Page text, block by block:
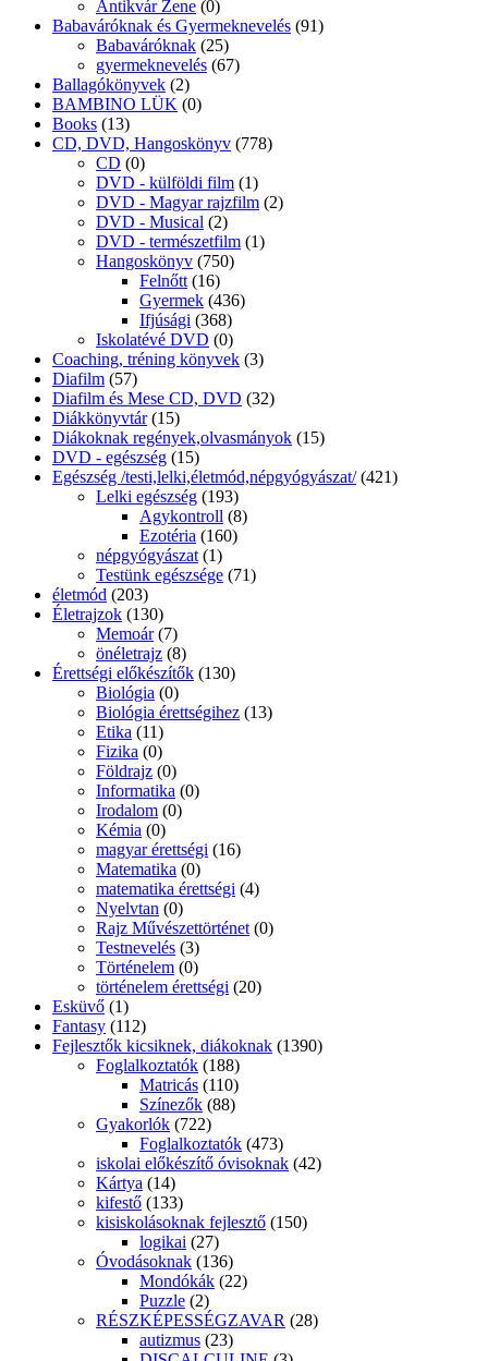
Antikvár Zene (0)
Babaváróknak és Gyermeknevelés (91)
Babaváróknak (25)
gyermeknevelés (67)
Ballagókönyvek (2)
BAMBINO LÜK (0)
Books (13)
CD, DVD, Hangoskönyv (778)
CD (0)
DVD - külföldi film (1)
DVD - Magyar rajzfilm (2)
DVD - Musical (2)
DVD - természetfilm (1)
Hangoskönyv (750)
Felnőtt (16)
Gyermek (436)
Ifjúsági (368)
Iskolatévé DVD (0)
Coaching, tréning könyvek (3)
Diafilm (57)
Diafilm és Mese CD, DVD (32)
Diákkönyvtár (15)
Diákoknak regények,olvasmányok (15)
DVD - egészség (15)
Egészség /testi,lelki,életmód,népgyógyászat/ (421)
Lelki egészség (193)
Agykontroll (8)
Ezotéria (160)
népgyógyászat (1)
Testünk egészsége (71)
életmód (203)
Életrajzok (130)
Memoár (7)
önéletrajz (8)
Érettségi előkészítők (130)
Biológia (0)
Biológia érettségihez (13)
Etika (11)
Fizika (0)
Földrajz (0)
Informatika (0)
Irodalom (0)
Kémia (0)
magyar érettségi (16)
Matematika (0)
matematika érettségi (4)
Nyelvtan (0)
Rajz Művészettörténet (0)
Testnevelés (3)
Történelem (0)
történelem érettségi (20)
Esküvő (1)
Fantasy (112)
Fejlesztők kicsiknek, diákoknak (1390)
Foglalkoztatók (188)
Matricás (110)
Színezők (88)
Gyakorlók (722)
Foglalkoztatók (473)
iskolai előkészítő óvisoknak (42)
Kártya (14)
kifestő (133)
kisiskolásoknak fejlesztő (150)
logikai (27)
Óvodásoknak (136)
Mondókák (22)
Puzzle (2)
RÉSZKÉPESSÉGZAVAR (28)
autizmus (23)